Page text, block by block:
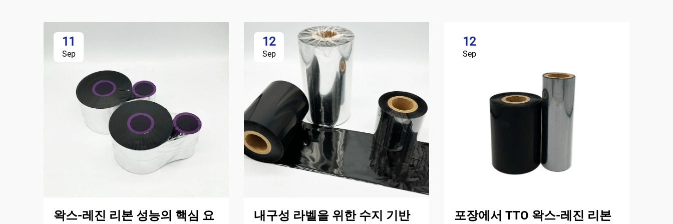
11
Sep
왁스-레진 리본 성능의 핵심 요
12
Sep
내구성 라벨을 위한 수지 기반
12
Sep
포장에서 TTO 왁스-레진 리본